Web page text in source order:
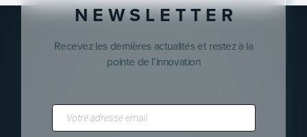
N E W S L E T T E R
Recevez les dernières actualités et restez à la
pointe de l’innovation